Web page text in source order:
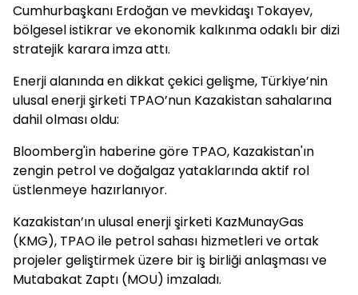
Cumhurbaşkanı Erdoğan ve mevkidaşı Tokayev,
bölgesel istikrar ve ekonomik kalkınma odaklı bir dizi
stratejik karara imza attı.
Enerji alanında en dikkat çekici gelişme, Türkiye’nin
ulusal enerji şirketi TPAO’nun Kazakistan sahalarına
dahil olması oldu:
Bloomberg'in haberine göre TPAO, Kazakistan'ın
zengin petrol ve doğalgaz yataklarında aktif rol
üstlenmeye hazırlanıyor.
Kazakistan’ın ulusal enerji şirketi KazMunayGas
(KMG), TPAO ile petrol sahası hizmetleri ve ortak
projeler geliştirmek üzere bir iş birliği anlaşması ve
Mutabakat Zaptı (MOU) imzaladı.